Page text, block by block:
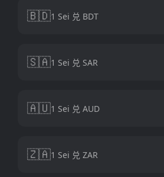
🇧🇩1 Sei 兑 BDT
🇸🇦1 Sei 兑 SAR
🇦🇺1 Sei 兑 AUD
🇿🇦1 Sei 兑 ZAR